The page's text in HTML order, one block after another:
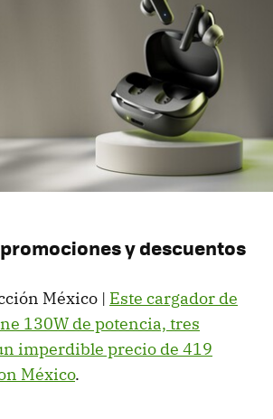
y descuentos
México | Este cargador de
130W de potencia, tres
imperdible precio de 419
México.